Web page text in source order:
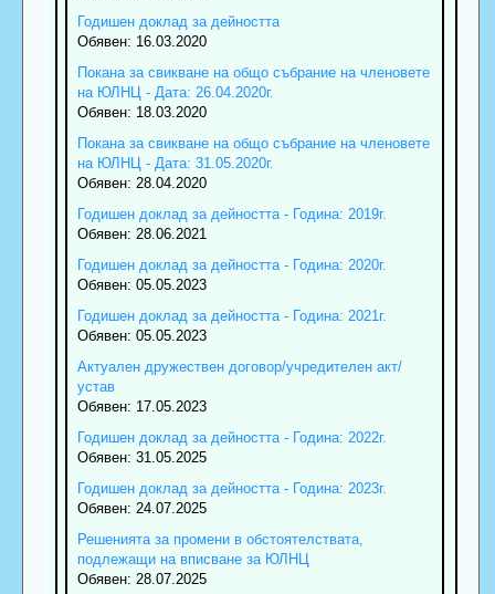
Годишен доклад за дейността
Обявен: 16.03.2020
Покана за свикване на общо събрание на членовете
на ЮЛНЦ - Дата: 26.04.2020г.
Обявен: 18.03.2020
Покана за свикване на общо събрание на членовете
на ЮЛНЦ - Дата: 31.05.2020г.
Обявен: 28.04.2020
Годишен доклад за дейността - Година: 2019г.
Обявен: 28.06.2021
Годишен доклад за дейността - Година: 2020г.
Обявен: 05.05.2023
Годишен доклад за дейността - Година: 2021г.
Обявен: 05.05.2023
Актуален дружествен договор/учредителен акт/
устав
Обявен: 17.05.2023
Годишен доклад за дейността - Година: 2022г.
Обявен: 31.05.2025
Годишен доклад за дейността - Година: 2023г.
Обявен: 24.07.2025
Решенията за промени в обстоятелствата,
подлежащи на вписване за ЮЛНЦ
Обявен: 28.07.2025